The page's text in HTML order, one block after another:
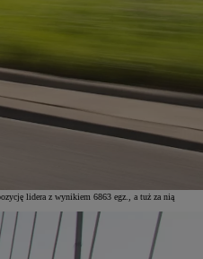
lidera z wynikiem 6863 egz., a tuż za nią